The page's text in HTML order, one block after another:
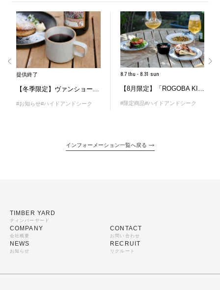
提供終了
【冬季限定】ヴァンショー（ホットワイン）
#お知らせ#ハイドアンドシーク
8.7 thu - 8.31 sun
【8月限定】「ROGOBA KILIM展」連動企画！中東の味と美を愉しむ特別な時間
#限定商品#ハイドアンドシーク
インフォーメーション一覧へ戻る
TIMBER YARD
ティンバーヤード
COMPANY
会社概要
NEWS
お知らせ
CONTACT
お問い合わせ
RECRUIT
リクルート